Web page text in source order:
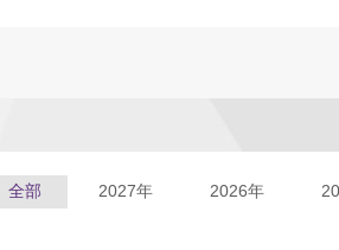
全部 2027年 2026年